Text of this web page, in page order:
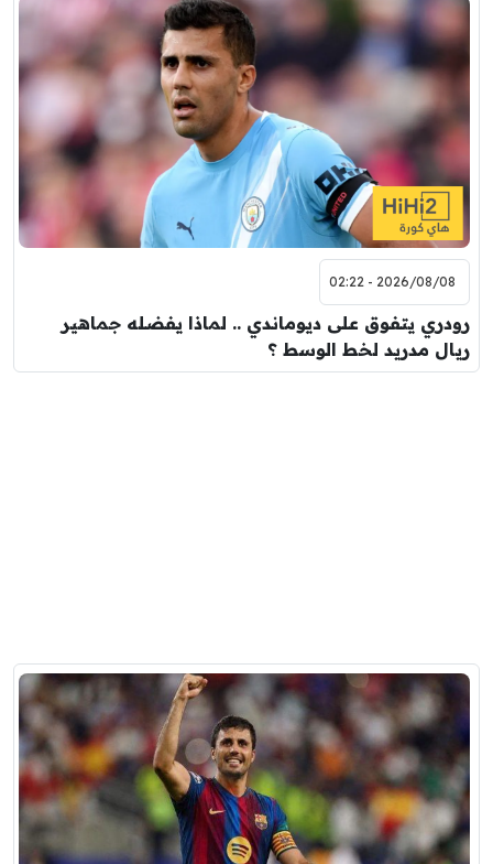
2026/08/08 - 02:22
رودري يتفوق على ديوماندي .. لماذا يفضله جماهير
ريال مدريد لخط الوسط ؟